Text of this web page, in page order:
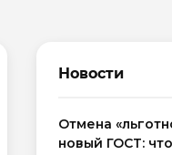
Новости
Отмена
новый ГОСТ: